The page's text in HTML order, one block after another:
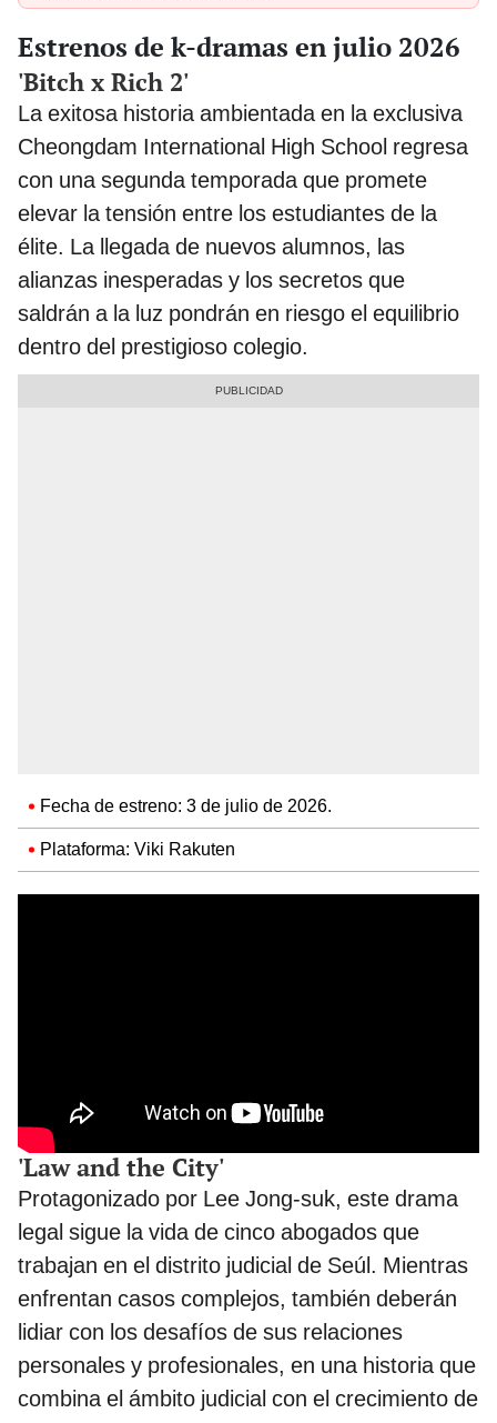
Estrenos de k-dramas en julio 2026
'Bitch x Rich 2'
La exitosa historia ambientada en la exclusiva
Cheongdam International High School regresa
con una segunda temporada que promete
elevar la tensión entre los estudiantes de la
élite. La llegada de nuevos alumnos, las
alianzas inesperadas y los secretos que
saldrán a la luz pondrán en riesgo el equilibrio
dentro del prestigioso colegio.
Fecha de estreno: 3 de julio de 2026.
Plataforma: Viki Rakuten
'Law and the City'
Protagonizado por Lee Jong-suk, este drama
legal sigue la vida de cinco abogados que
trabajan en el distrito judicial de Seúl. Mientras
enfrentan casos complejos, también deberán
lidiar con los desafíos de sus relaciones
personales y profesionales, en una historia que
combina el ámbito judicial con el crecimiento de